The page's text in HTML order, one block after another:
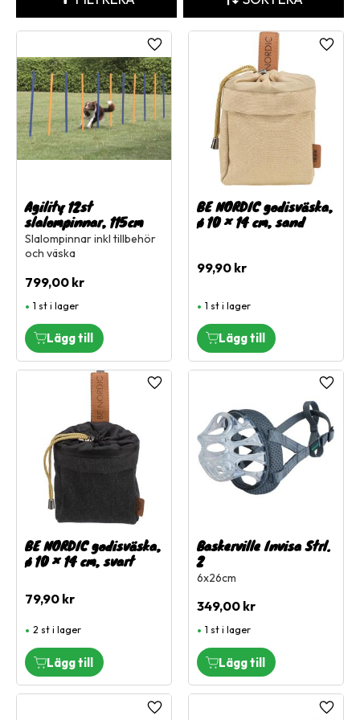
Agility 12st
slalompinnar, 115cm
Slalompinnar inkl tillbehör
och väska
799,00 kr
Lägg till i favoriter
1 st i lager
BE NORDIC godisväska,
ø 10 × 14 cm, sand
99,90 kr
Lägg
1 st i lager
BE NORDIC godisväska,
ø 10 × 14 cm, svart
79,90 kr
Lägg till i favoriter
2 st i lager
Baskerville Invisa Strl.
2
6x26cm
349,00 kr
Lägg
1 st i lager
Lägg till i favoriter Lägg